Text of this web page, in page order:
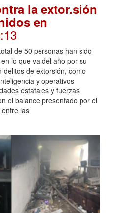
la extor.sión
en
de 50 personas han sido
lo que va del año por su
delitos de extorsión, como
y operativos
estatales y fuerzas
el balance presentado por el
las